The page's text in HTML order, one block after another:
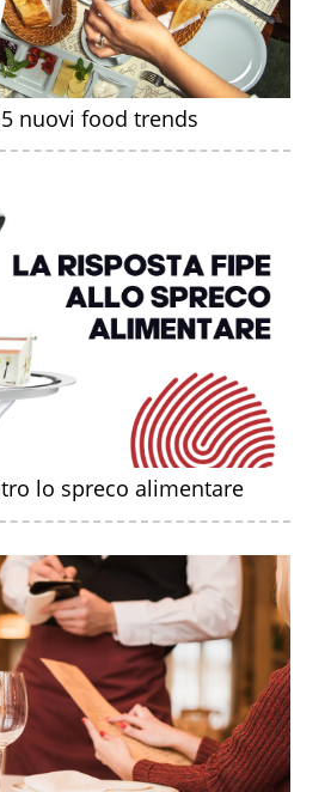
5 nuovi food trends
lo spreco alimentare